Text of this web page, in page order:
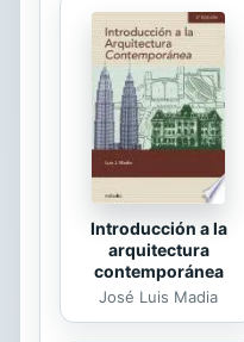
por el
público
Introducción a la
arquitectura
contemporánea
José Luis Madia